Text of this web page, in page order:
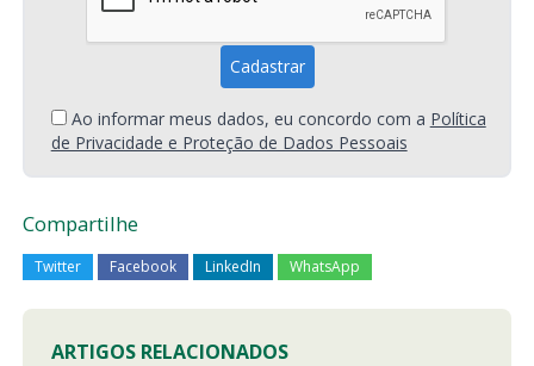
Ao informar meus dados, eu concordo com a Política
de Privacidade e Proteção de Dados Pessoais
Compartilhe
Twitter Facebook LinkedIn WhatsApp
ARTIGOS RELACIONADOS